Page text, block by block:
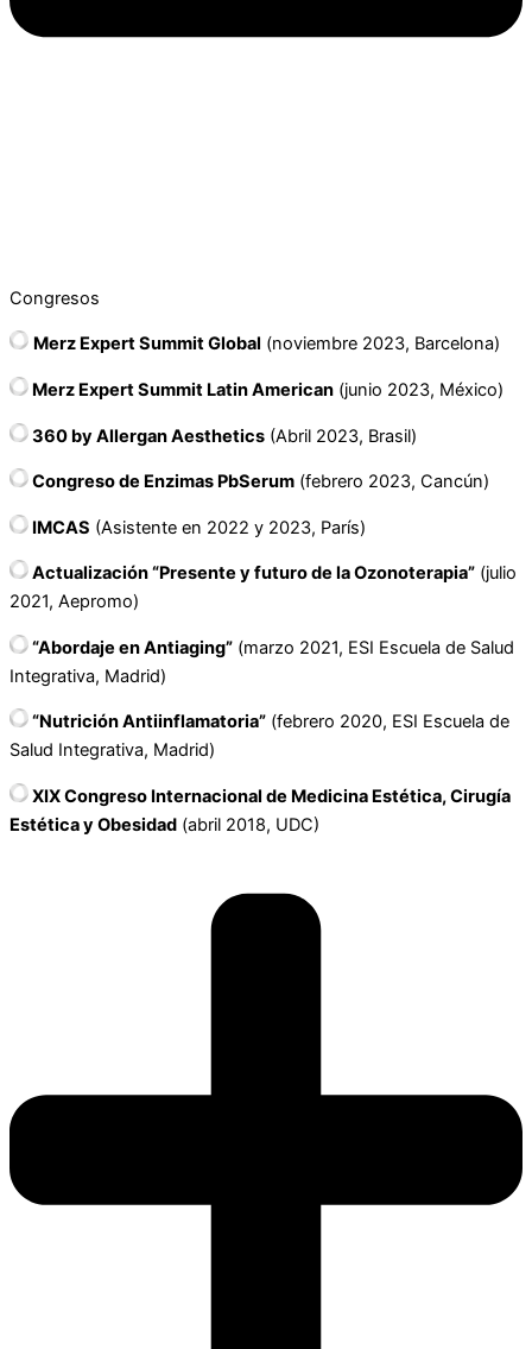
Congresos
Merz Expert Summit Global (noviembre 2023, Barcelona)
Merz Expert Summit Latin American (junio 2023, México)
360 by Allergan Aesthetics (Abril 2023, Brasil)
Congreso de Enzimas PbSerum (febrero 2023, Cancún)
IMCAS (Asistente en 2022 y 2023, París)
Actualización “Presente y futuro de la Ozonoterapia” (julio
2021, Aepromo)
“Abordaje en Antiaging” (marzo 2021, ESI Escuela de Salud
Integrativa, Madrid)
“Nutrición Antiinflamatoria” (febrero 2020, ESI Escuela de
Salud Integrativa, Madrid)
XIX Congreso Internacional de Medicina Estética, Cirugía
Estética y Obesidad (abril 2018, UDC)